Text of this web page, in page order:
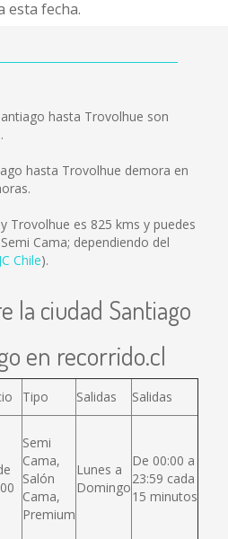
esta fecha.
hasta Trovolhue son
.
hasta Trovolhue demora en
Trovolhue es 825 kms y puedes
Cama; dependiendo del
Chile).
la ciudad Santiago
en recorrido.cl
Tipo Salidas Salidas
Semi
Cama,
Salón
Cama,
Premium
Lunes a
Domingo
De 00:00 a
23:59 cada
15 minutos